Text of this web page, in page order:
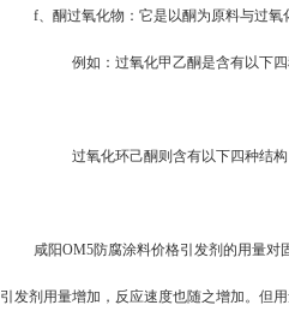
f、酮过氧化物：它是以酮为原料与过氧
例如：过氧化甲乙酮是含有以下
过氧化环己酮则含有以下四种结构
咸阳OM5防腐涂料价格引发剂的用量对
引发剂用量增加，反应速度也随之增加。但